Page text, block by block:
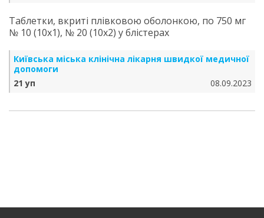
Таблетки, вкриті плівковою оболонкою, по 750 мг
№ 10 (10х1), № 20 (10х2) у блістерах
Київська міська клінічна лікарня швидкої медичної
допомоги
21 уп
08.09.2023